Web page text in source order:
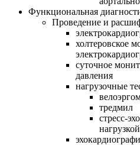
Функциональная
Проведение и
холтеровское
суточное
давления
нагрузочные
тредмил
стресс-